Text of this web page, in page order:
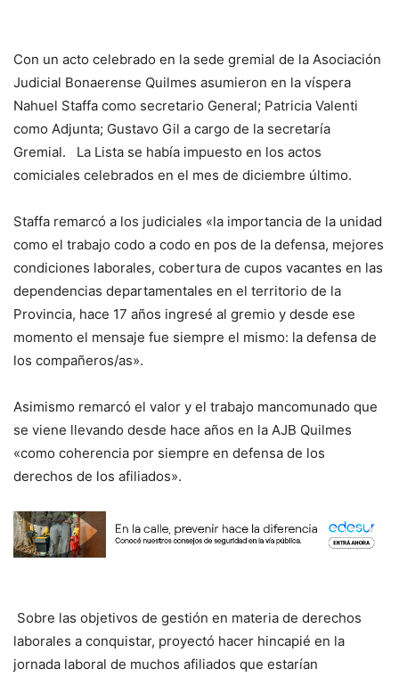
Con un acto celebrado en la sede gremial de la Asociación
Judicial Bonaerense Quilmes asumieron en la víspera
Nahuel Staffa como secretario General; Patricia Valenti
como Adjunta; Gustavo Gil a cargo de la secretaría
Gremial. La Lista se había impuesto en los actos
comiciales celebrados en el mes de diciembre último.
Staffa remarcó a los judiciales «la importancia de la unidad
como el trabajo codo a codo en pos de la defensa, mejores
condiciones laborales, cobertura de cupos vacantes en las
dependencias departamentales en el territorio de la
Provincia, hace 17 años ingresé al gremio y desde ese
momento el mensaje fue siempre el mismo: la defensa de
los compañeros/as».
Asimismo remarcó el valor y el trabajo mancomunado que
se viene llevando desde hace años en la AJB Quilmes
«como coherencia por siempre en defensa de los
derechos de los afiliados».
Sobre las objetivos de gestión en materia de derechos
laborales a conquistar, proyectó hacer hincapié en la
jornada laboral de muchos afiliados que estarían